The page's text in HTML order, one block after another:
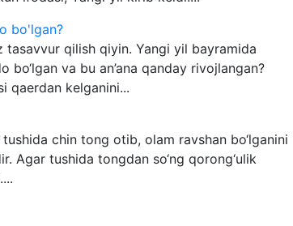
bo'lgan?
qilish qiyin. Yangi yil bayramida
va bu an’ana qanday rivojlangan?
qaerdan kelganini...
chin tong otib, olam ravshan bo‘lganini
Agar tushida tongdan so‘ng qorong‘ulik